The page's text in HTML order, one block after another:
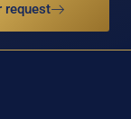
request